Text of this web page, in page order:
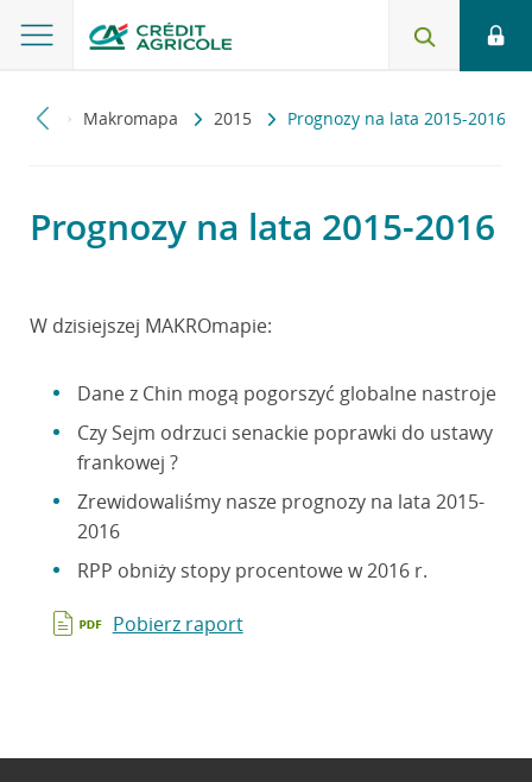
Makromapa 2015 Prognozy na lata 2015-2016
Prognozy na lata 2015-2016
W dzisiejszej MAKROmapie:
Dane z Chin mogą pogorszyć globalne nastroje
Czy Sejm odrzuci senackie poprawki do ustawy
frankowej ?
Zrewidowaliśmy nasze prognozy na lata 2015-
2016
RPP obniży stopy procentowe w 2016 r.
Pobierz raport